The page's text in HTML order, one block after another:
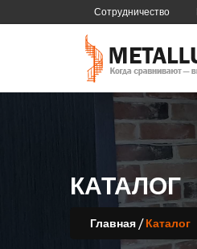
Сотрудничество
КАТАЛОГ
Главная /Каталог